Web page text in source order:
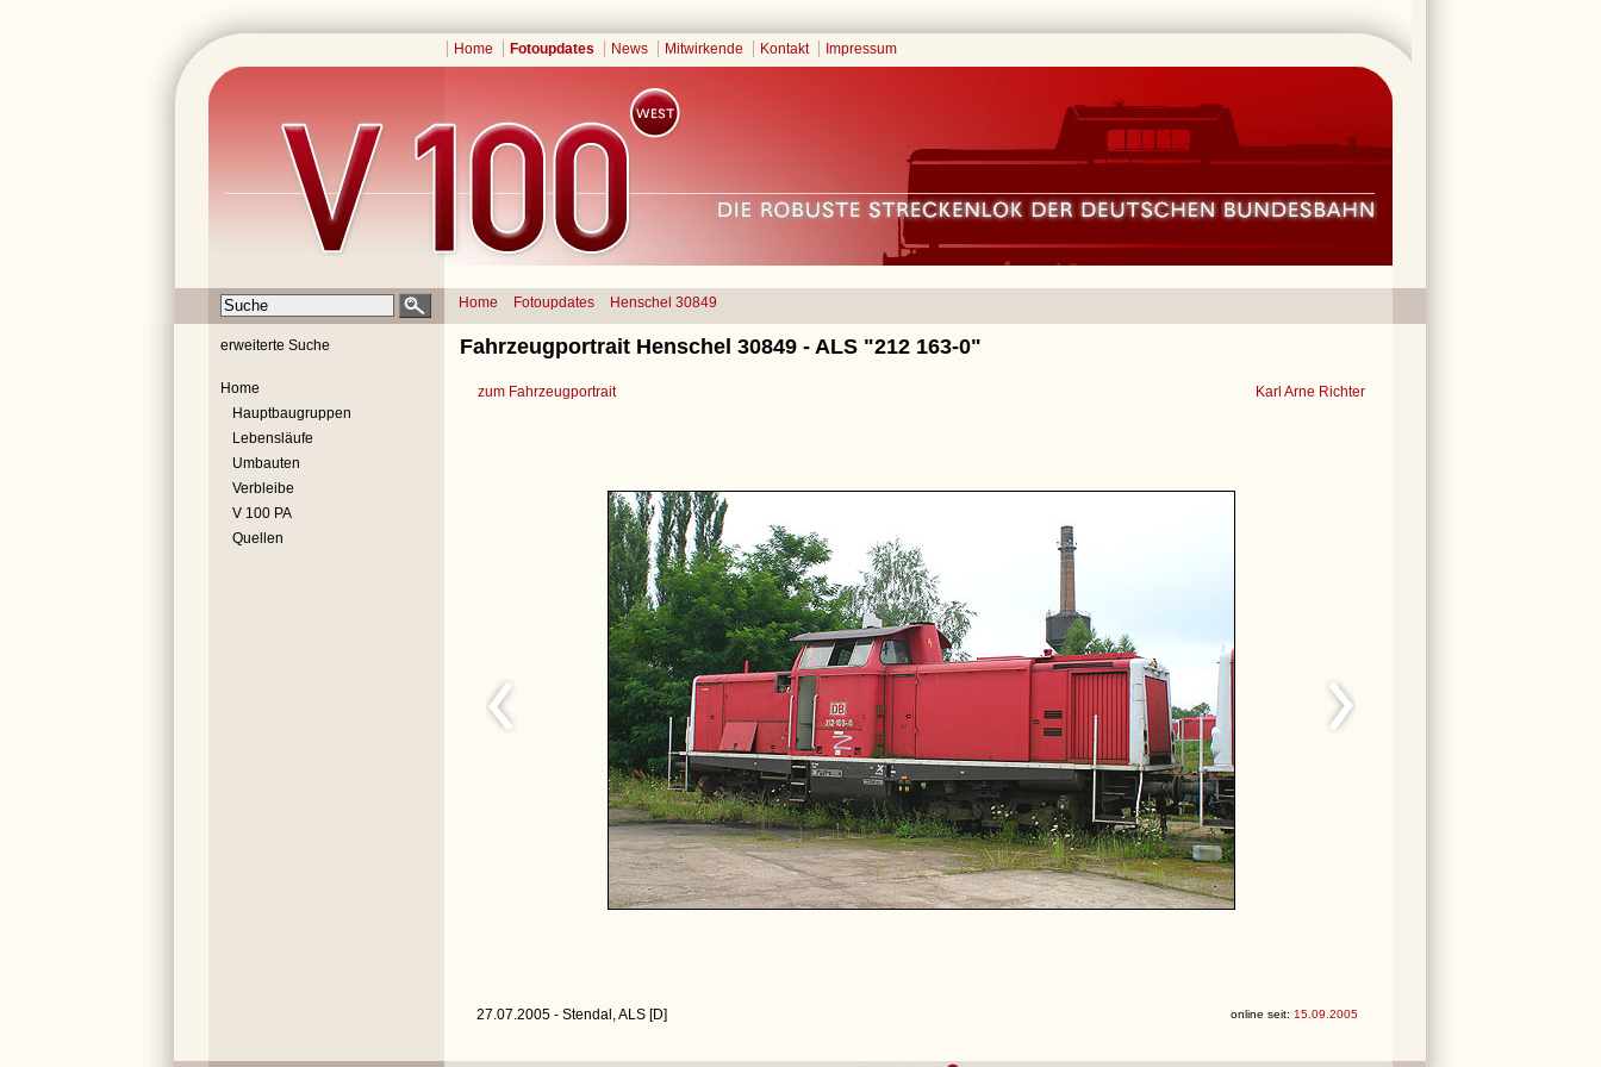
Home Fotoupdates News Mitwirkende Kontakt Impressum
Home Fotoupdates Henschel 30849
erweiterte Suche
Home
Hauptbaugruppen
Lebensläufe
Umbauten
Verbleibe
V 100 PA
Quellen
Fahrzeugportrait Henschel 30849 - ALS "212 163-0"
zum Fahrzeugportrait Karl Arne Richter
27.07.2005 - Stendal, ALS [D] online seit: 15.09.2005